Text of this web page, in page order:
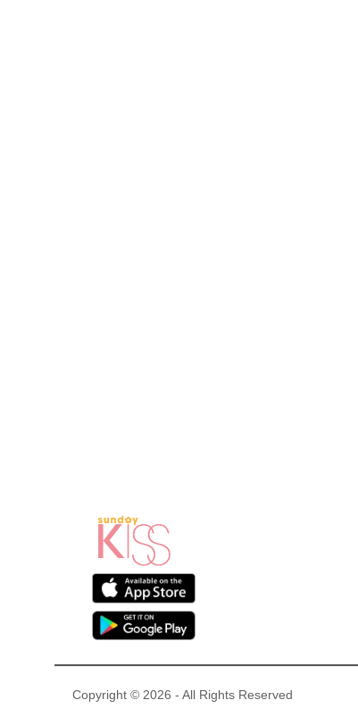
Copyright © 2026 - All Rights Reserved